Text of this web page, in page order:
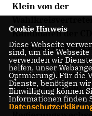
Klein von der
Kandidaten der
2016 des
Herzlichen
dessen
welche auch mit
nominiert wurde.
Cookie Hinweis
Diese Webseite
sind, um die
verwenden wir
helfen, unser
Optmierung). Für die
Dienste, benötigen
Einwilligung können
Informationen finden